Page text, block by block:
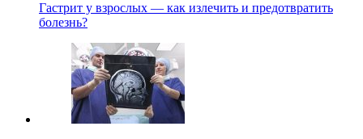
Гастрит у взрослых — как излечить и предотвратить
болезнь?